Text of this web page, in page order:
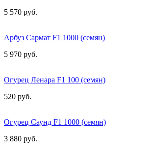
5 570 руб.
Арбуз Сармат F1 1000 (семян)
5 970 руб.
Огурец Ленара F1 100 (семян)
520 руб.
Огурец Саунд F1 1000 (семян)
3 880 руб.